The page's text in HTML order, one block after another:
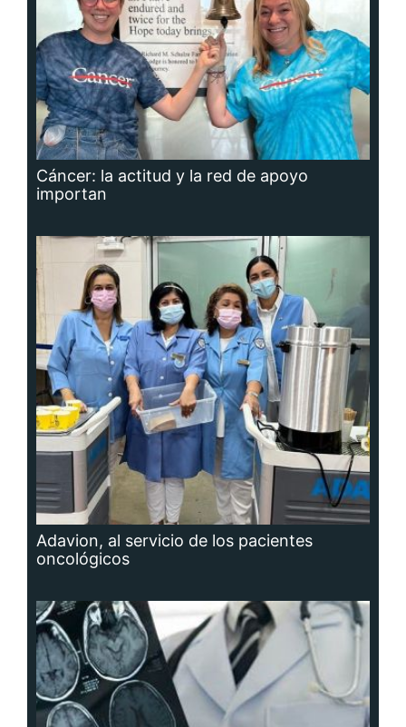
Cáncer: la actitud y la red de apoyo
importan
Adavion, al servicio de los pacientes
oncológicos